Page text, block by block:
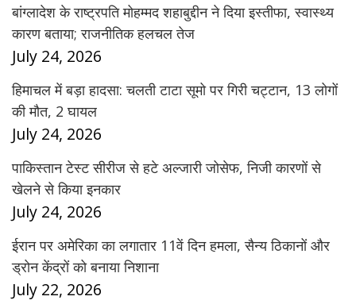
बांग्लादेश के राष्ट्रपति मोहम्मद शहाबुद्दीन ने दिया इस्तीफा, स्वास्थ्य
कारण बताया; राजनीतिक हलचल तेज
July 24, 2026
हिमाचल में बड़ा हादसा: चलती टाटा सूमो पर गिरी चट्टान, 13 लोगों
की मौत, 2 घायल
July 24, 2026
पाकिस्तान टेस्ट सीरीज से हटे अल्जारी जोसेफ, निजी कारणों से
खेलने से किया इनकार
July 24, 2026
ईरान पर अमेरिका का लगातार 11वें दिन हमला, सैन्य ठिकानों और
ड्रोन केंद्रों को बनाया निशाना
July 22, 2026